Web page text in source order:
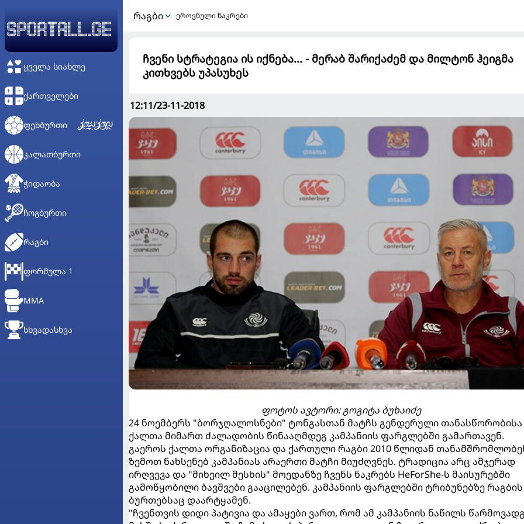
ᲧᲕᲔᲚᲐ ᲡᲘᲐᲮᲚᲔ
ᲥᲐᲠᲗᲕᲔᲚᲔᲑᲘ
ᲤᲔᲮᲑᲣᲠᲗᲘ
ᲙᲐᲚᲐᲗᲑᲣᲠᲗᲘ
ᲭᲘᲓᲐᲝᲑᲐ
ᲩᲝᲒᲑᲣᲠᲗᲘ
ᲠᲐᲒᲑᲘ
ᲤᲝᲠᲛᲣᲚᲐ 1
MMA
ᲡᲮᲕᲐᲓᲐᲡᲮᲕᲐ
ᲠᲐᲒᲑᲘ ეროვნული ნაკრები
ჩვენი სტრატეგია ის იქნება... - მერაბ შარიქაძემ და მილტონ ჰეიგმა
კითხვებს უპასუხეს
12:11/23-11-2018
ფოტოს ავტორი: გოგიტა ბუხაიძე
24 ნოემბერს "ბორჯღალოსნები" ტონგასთან მატჩს გენდერული
ქალთა მიმართ ძალადობის წინააღმდეგ კამპანიის ფარგლებში გამართავენ.
გაეროს ქალთა ორგანიზაცია და ქართული რაგბი 2010 წლიდან
ზემოთ ნახსენებ კამპანიას არაერთი მატჩი მიუძღვნეს. ტრადიცია არც ამჯერად
ირღვევა და "მიხეილ მესხის" მოედანზე ჩვენს ნაკრებს HeForShe-ს მაისურებში
გამოწყობილი ბავშვები გააცილებენ. კამპანიის ფარგლებში ტრიბუნებზე რაგბის
ბურთებსაც დაარტყამენ.
"ჩვენთვის დიდი პატივია და ამაყები ვართ, რომ ამ კამპანიის ნაწილს